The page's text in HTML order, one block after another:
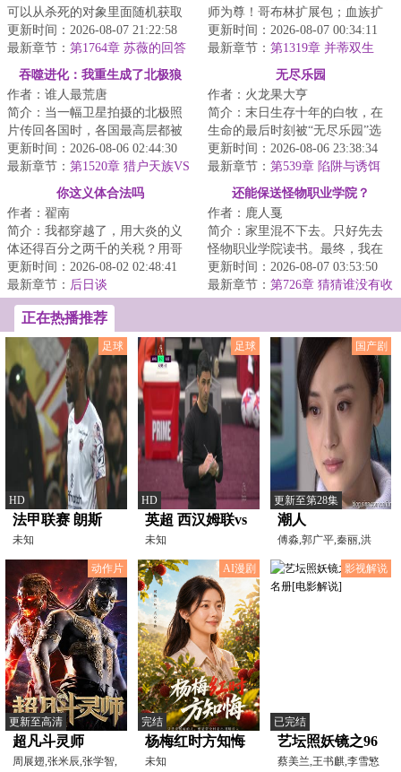
可以从杀死的对象里面随机获取
能力！杀死一条金鱼，游泳+！杀
死一只蝙蝠，...
更新时间：2026-08-07 21:22:58
最新章节： 第1764章 苏薇的回答
（第二更）
师为尊！哥布林扩展包；血族扩
展包；巨龙扩展包.......而穿越来
此的陆承身...
更新时间：2026-08-07 00:34:11
最新章节： 第1319章 并蒂双生
吞噬进化：我重生成了北极狼
作者：谁人最荒唐
简介：当一幅卫星拍摄的北极照
片传回各国时，各国最高层都被
照片内容震惊了。他们看到了北
极数以万计的狼...
更新时间：2026-08-06 02:44:30
最新章节： 第1520章 猎户天族VS
星团群雄（十五）
无尽乐园
作者：火龙果大亨
简介：末日生存十年的白牧，在
生命的最后时刻被“无尽乐园”选
中，成为一名玩家。荒岛求生，
丧尸危机，收...
更新时间：2026-08-06 23:38:34
最新章节： 第539章 陷阱与诱饵
你这义体合法吗
作者：翟南
简介：我都穿越了，用大炎的义
体还得百分之两千的关税？用哥
联义体我还没医保？无线上网还
tm的得交专利费...
更新时间：2026-08-02 02:48:41
最新章节： 后日谈
还能保送怪物职业学院？
作者：鹿人戛
简介：家里混不下去。只好先去
怪物职业学院读书。最终，我在
大家一声声天才的称赞中迷失了
自己，走上了不...
更新时间：2026-08-07 03:53:50
最新章节： 第726章 猜猜谁没有收
正在热播推荐
足球
HD
法甲联赛 朗斯
VS克莱蒙
20240421
未知
足球
HD
英超 西汉姆联vs
阿森纳 (咖啡醉
足球) 20230416
未知
国产剧
更新至第28集
潮人
傅淼,郭广平,秦丽,洪
涛,关亚军,来喜,夏哲,
动作片
更新至高清
超凡斗灵师
周展翅,张米辰,张学智,
AI漫剧
完结
杨梅红时方知悔
未知
影视解说
已完结
艺坛照妖镜之96
应召名册[电影解
蔡美兰,王书麒,李雪慜